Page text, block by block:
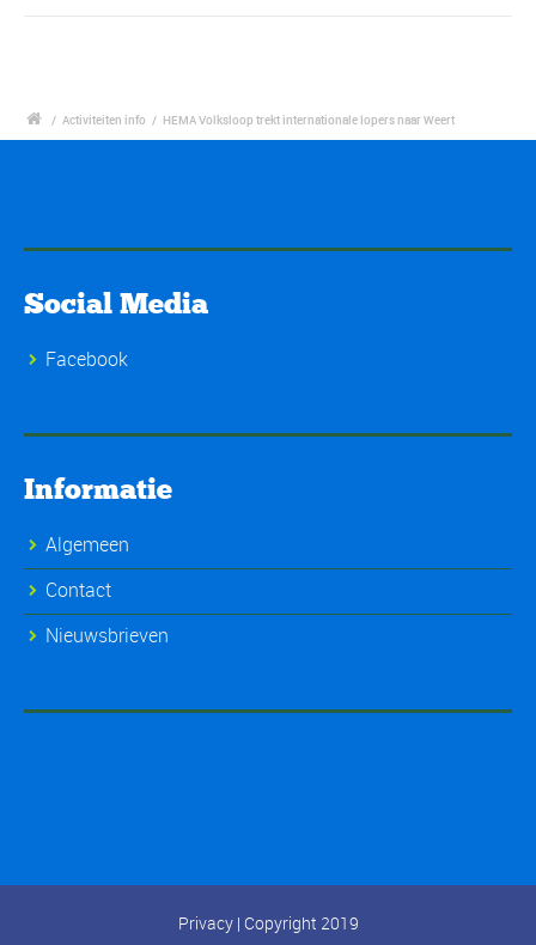
/ Activiteiten info / HEMA Volksloop trekt internationale lopers naar Weert
Social Media
Facebook
Informatie
Algemeen
Contact
Nieuwsbrieven
Privacy| Copyright 2019